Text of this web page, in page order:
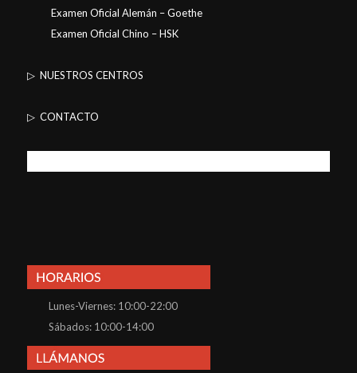
Examen Oficial Alemán – Goethe
Examen Oficial Chino – HSK
▷ NUESTROS CENTROS
▷ CONTACTO
Lunes-Viernes: 10:00-22:00
Sábados: 10:00-14:00